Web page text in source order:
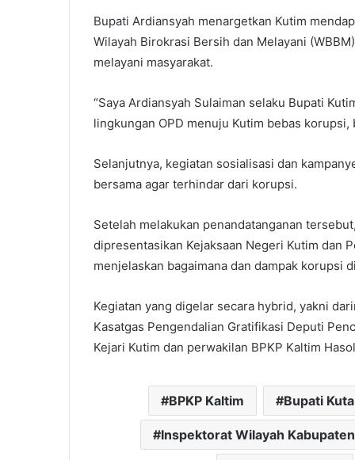
Bupati Ardiansyah menargetkan Kutim
Wilayah Birokrasi Bersih dan Melayani
melayani masyarakat.
“Saya Ardiansyah Sulaiman selaku Bupati
lingkungan OPD menuju Kutim bebas
Selanjutnya, kegiatan sosialisasi dan
bersama agar terhindar dari korupsi.
Setelah melakukan penandatanganan
dipresentasikan Kejaksaan Negeri Kutim dan
menjelaskan bagaimana dan dampak korupsi
Kegiatan yang digelar secara hybrid, yakni
Kasatgas Pengendalian Gratifikasi Deputi
Kejari Kutim dan perwakilan BPKP Kaltim
BPKP Kaltim Bupati
Inspektorat Wilayah Kabupaten